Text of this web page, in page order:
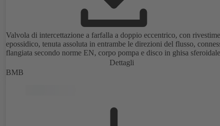
Valvola di intercettazione a farfalla a doppio eccentrico, con
epossidico, tenuta assoluta in entrambe le direzioni del flusso,
flangiata secondo norme EN, corpo pompa e disco in ghisa
Dettagli
BMB